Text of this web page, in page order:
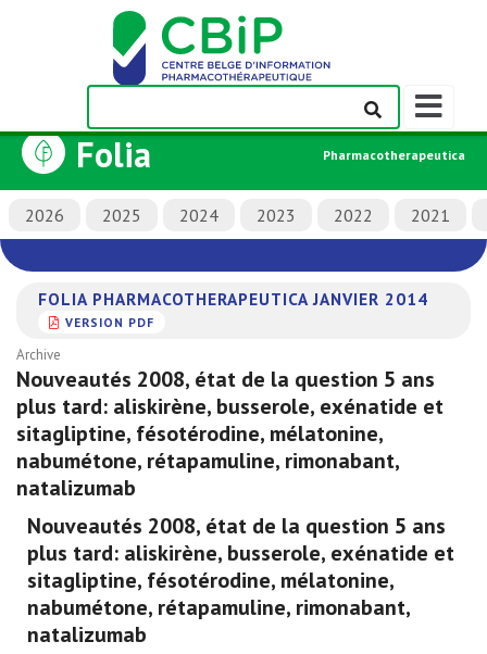
Afficher/
la
de
navigation
Folia Pharmacotherapeutica
2026 2025 2024 2023 2022 2021
FOLIA PHARMACOTHERAPEUTICA JANVIER 2014
VERSION PDF
Archive
Nouveautés 2008, état de la question 5 ans
plus tard: aliskirène, busserole, exénatide et
sitagliptine, fésotérodine, mélatonine,
nabumétone, rétapamuline, rimonabant,
natalizumab
Nouveautés 2008, état de la question 5 ans
plus tard: aliskirène, busserole, exénatide et
sitagliptine, fésotérodine, mélatonine,
nabumétone, rétapamuline, rimonabant,
natalizumab